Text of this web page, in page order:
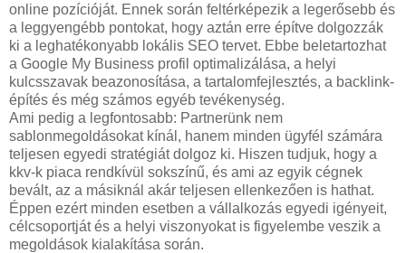
online pozícióját. Ennek során feltérképezik a legerősebb és
a leggyengébb pontokat, hogy aztán erre építve dolgozzák
ki a leghatékonyabb lokális SEO tervet. Ebbe beletartozhat
a Google My Business profil optimalizálása, a helyi
kulcsszavak beazonosítása, a tartalomfejlesztés, a backlink-
építés és még számos egyéb tevékenység.
Ami pedig a legfontosabb: Partnerünk nem
sablonmegoldásokat kínál, hanem minden ügyfél számára
teljesen egyedi stratégiát dolgoz ki. Hiszen tudjuk, hogy a
kkv-k piaca rendkívül sokszínű, és ami az egyik cégnek
bevált, az a másiknál akár teljesen ellenkezően is hathat.
Éppen ezért minden esetben a vállalkozás egyedi igényeit,
célcsoportját és a helyi viszonyokat is figyelembe veszik a
megoldások kialakítása során.